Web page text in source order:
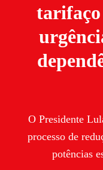
tarifaço
O Presidente
processo de
potências